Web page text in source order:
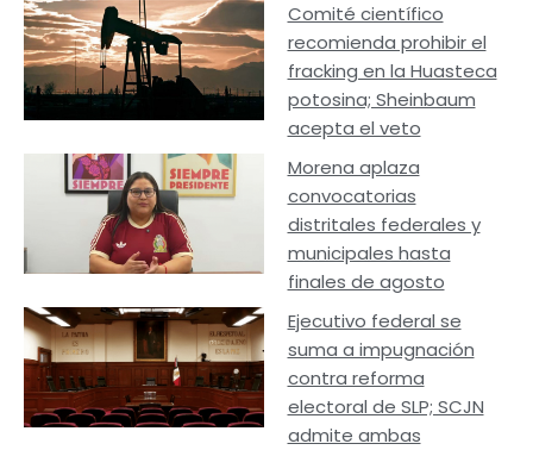
Comité científico
recomienda prohibir el
fracking en la Huasteca
potosina; Sheinbaum
acepta el veto
Morena aplaza
convocatorias
distritales federales y
municipales hasta
finales de agosto
Ejecutivo federal se
suma a impugnación
contra reforma
electoral de SLP; SCJN
admite ambas